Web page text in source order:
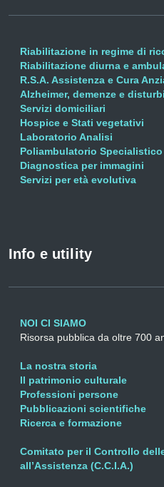
Riabilitazione in regime di
Riabilitazione diurna e
R.S.A. Assistenza e Cura
Alzheimer, demenze e
Servizi domiciliari
Hospice e Stati vegetativi
Laboratorio Analisi
Poliambulatorio Specialistico
Diagnostica per immagini
Servizi per età evolutiva
Info e utility
NOI CI SIAMO
Risorsa pubblica da oltre 700
La nostra storia
Il patrimonio culturale
Professioni persone
Pubblicazioni scientifiche
Ricerca e formazione
Comitato per il Controllo
all’Assistenza (C.C.I.A.)